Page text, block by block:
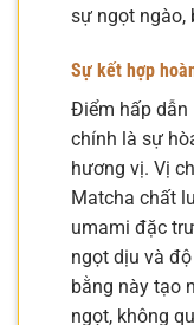
sự ngọt ngào,
Sự kết hợp
Điểm hấp dẫn
chính là sự
hương vị. Vị
Matcha chất
umami đặc
ngọt dịu và
bằng này tạo
ngọt, không